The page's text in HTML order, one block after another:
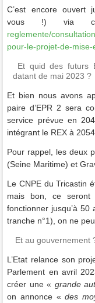
C’est encore ouvert
vous !) via
reglemente/
pour-le-projet-de-
Et quid des futurs
datant de mai 2023 ?
Et bien nous avons
paire d’EPR 2 sera
service prévue en
intégrant le REX à
Pour rappel, les deux
(Seine Maritime) et
Le CNPE du Tricastin
mais bon, ce seront
fonctionner jusqu’à
tranche n°1), on ne
Et au gouvernement
L’Etat relance son
Parlement en avril
créer une « grande
on annonce «des